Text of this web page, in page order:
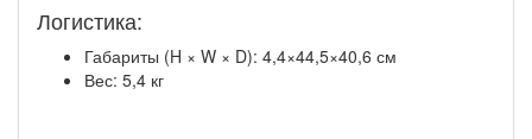
Логистика:
Габариты (H × W × D): 4,4×44,5×40,6 см
Вес: 5,4 кг